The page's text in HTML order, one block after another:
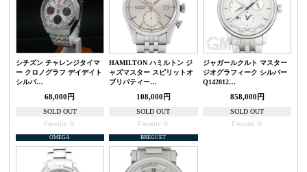
シチズン チャレンジタイマ
ー クロノグラフ デイデイト
シルバ…
68,000円
SOLD OUT
Favorite
HAMILTON ハミルトン ジ
ャズマスター スピリットオ
ブリバティー…
108,000円
SOLD OUT
Favorite
ジャガールクルト マスター
ジオグラフィーク シルバー
Q142812…
858,000円
SOLD OUT
Favorite
OMEGA BREGUET